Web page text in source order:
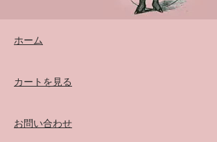
ホーム
カートを見る
お問い合わせ